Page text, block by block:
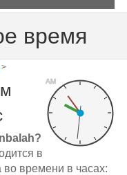
время
>
AM
в
во времени в часах: